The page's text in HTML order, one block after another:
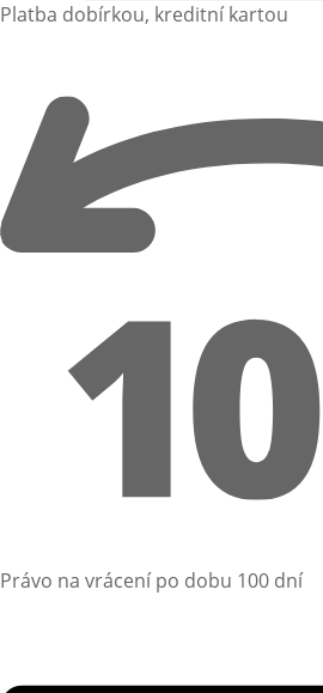
Platba dobírkou, kreditní kartou
Právo na vrácení po dobu 100 dní